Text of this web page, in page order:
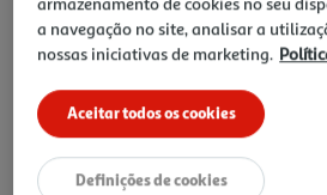
15,99 €
a navegação no site, analisar a
nossas iniciativas de marketing.
Aceitar todos os cookies
Definições de cookies